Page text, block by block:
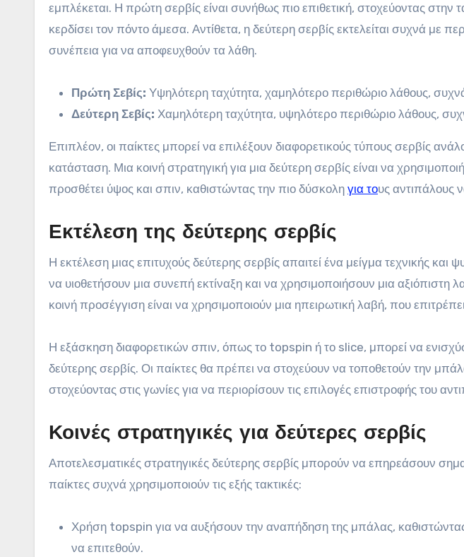
εμπλέκεται. Η πρώτη σερβίς είναι συνήθως πιο επιθετική, στοχεύοντας στην
κερδίσει τον πόντο άμεσα. Αντίθετα, η δεύτερη σερβίς εκτελείται συχνά με
συνέπεια για να αποφευχθούν τα λάθη.
Πρώτη Σεβίς: Υψηλότερη ταχύτητα, χαμηλότερο περιθώριο λάθους,
Δεύτερη Σεβίς: Χαμηλότερη ταχύτητα, υψηλότερο περιθώριο λάθους,
Επιπλέον, οι παίκτες μπορεί να επιλέξουν διαφορετικούς τύπους σερβίς
κατάσταση. Μια κοινή στρατηγική για μια δεύτερη σερβίς είναι να
προσθέτει ύψος και σπιν, καθιστώντας την πιο δύσκολη για τους αντιπάλους
Εκτέλεση της δεύτερης σερβίς
Η εκτέλεση μιας επιτυχούς δεύτερης σερβίς απαιτεί ένα μείγμα τεχνικής και
να υιοθετήσουν μια συνεπή εκτίναξη και να χρησιμοποιήσουν μια αξιόπιστη
κοινή προσέγγιση είναι να χρησιμοποιούν μια ηπειρωτική λαβή, που
Η εξάσκηση διαφορετικών σπιν, όπως το topspin ή το slice, μπορεί να
δεύτερης σερβίς. Οι παίκτες θα πρέπει να στοχεύουν να τοποθετούν την
στοχεύοντας στις γωνίες για να περιορίσουν τις επιλογές επιστροφής του
Κοινές στρατηγικές για δεύτερες σερβίς
Αποτελεσματικές στρατηγικές δεύτερης σερβίς μπορούν να επηρεάσουν
παίκτες συχνά χρησιμοποιούν τις εξής τακτικές:
Χρήση topspin για να αυξήσουν την αναπήδηση της μπάλας, καθιστώντας
να επιτεθούν.